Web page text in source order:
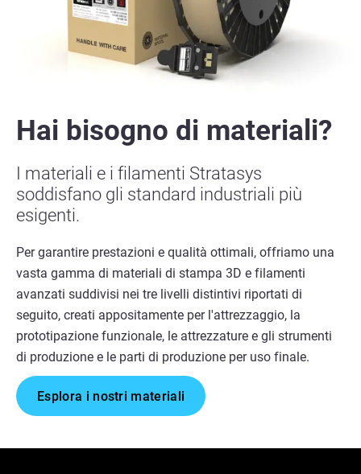
Hai bisogno di materiali?
I materiali e i filamenti Stratasys
soddisfano gli standard industriali più
esigenti.
Per garantire prestazioni e qualità ottimali, offriamo una
vasta gamma di materiali di stampa 3D e filamenti
avanzati suddivisi nei tre livelli distintivi riportati di
seguito, creati appositamente per l'attrezzaggio, la
prototipazione funzionale, le attrezzature e gli strumenti
di produzione e le parti di produzione per uso finale.
Esplora i nostri materiali